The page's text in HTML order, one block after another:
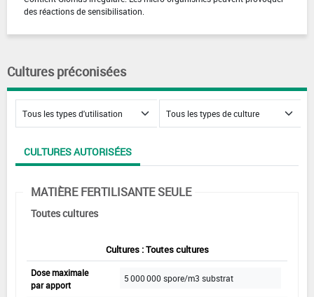
des réactions de sensibilisation.
Cultures préconisées
CULTURES AUTORISÉES
MATIÈRE FERTILISANTE SEULE
Toutes cultures
Cultures : Toutes cultures
Dose maximale
par apport
5 000 000 spore/m3 substrat